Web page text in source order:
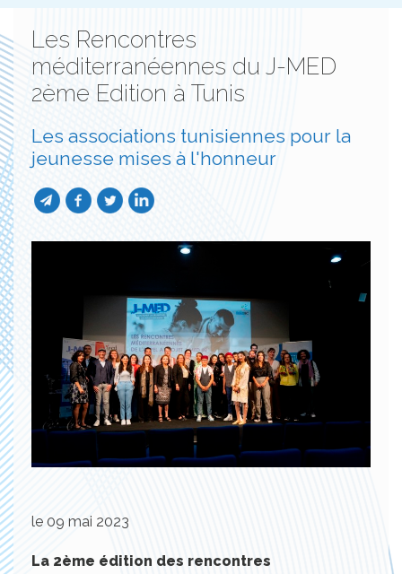
Les Rencontres
méditerranéennes du J-MED
2ème Edition à Tunis
Les associations tunisiennes pour la
jeunesse mises à l'honneur
le 09 mai 2023
La 2ème édition des rencontres